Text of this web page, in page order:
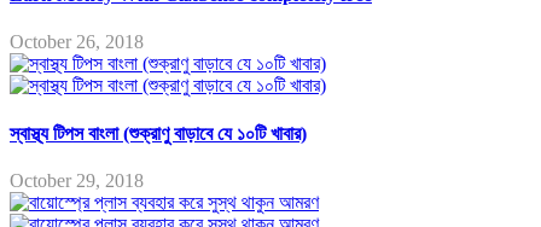
October 26, 2018
স্বাস্থ্য টিপস বাংলা (শুক্রাণু বাড়াবে যে ১০টি খাবার)
October 29, 2018